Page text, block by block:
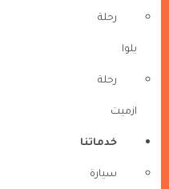
رحلة
يلوا
رحلة
ازميت
خدماتنا
سيارة